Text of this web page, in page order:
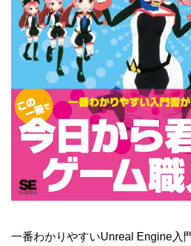
一番わかりやすいUnreal Engine入